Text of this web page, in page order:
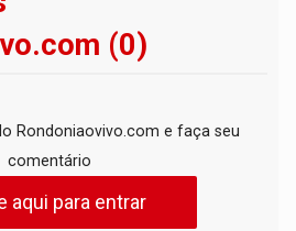
(0)
Rondoniaovivo.com e faça seu
comentário
aqui para entrar